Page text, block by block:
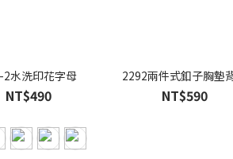
水洗印花字母
NT$490
2292兩件式釦子胸墊
NT$590